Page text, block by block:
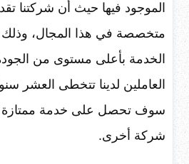
الموجود فيها حيث أن شركتنا
متخصصة في هذا المجال،
الخدمة بأعلى مستوى من
العاملين لدينا تتخطى العشر
سوف تحصل على خدمة ممتازة
شركة أخرى.